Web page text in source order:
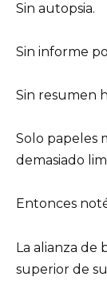
Sin autopsia.
Sin informe
Sin resumen
Solo papeles
demasiado
Entonces
La alianza de
superior de